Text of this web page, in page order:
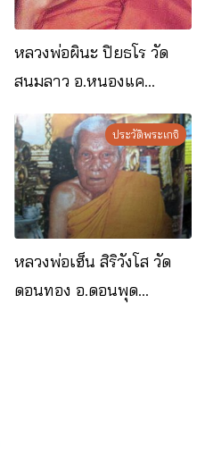
หลวงพ่อผินะ ปิยธโร วัด
สนมลาว อ.หนองแค
จ.สระบุรี
ประวัติพระเกจิ
หลวงพ่อเฮ็น สิริวังโส วัด
ดอนทอง อ.ดอนพุด